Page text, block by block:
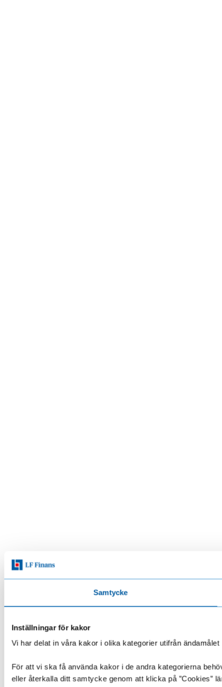
Samtycke
Inställningar för kakor
Vi har delat in våra kakor i olika kategorier utifrån
För att vi ska få använda kakor i de andra kategorierna
eller återkalla ditt samtycke genom att klicka på ”Cookies”